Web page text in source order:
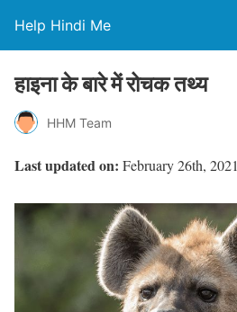
Help Hindi Me
हाइना के बारे में रोचक तथ्य
HHM Team
Last updated on: February 26th, 2021